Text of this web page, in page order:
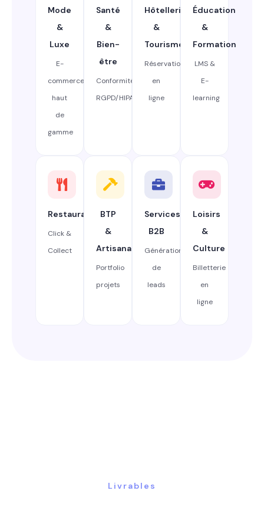
Mode
&
Luxe
E-
commerce
haut
de
gamme
Santé
&
Bien-
être
Conformité
RGPD/HIPAA
Hôtellerie
&
Tourisme
Réservation
en
ligne
Éducation
&
Formation
LMS &
E-
learning
Restauration
Click &
Collect
BTP
&
Artisanat
Portfolio
projets
Services
B2B
Génération
de
leads
Loisirs
&
Culture
Billetterie
en
ligne
Livrables